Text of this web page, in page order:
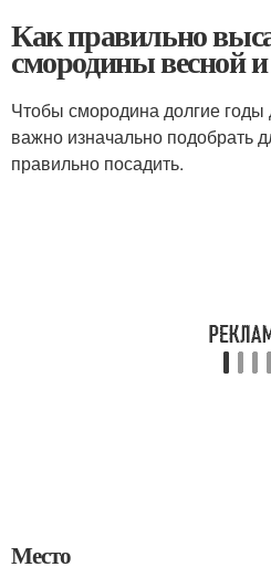
Как правильно
смородины весной
Чтобы смородина долгие
важно изначально подобрать
правильно посадить.
Место